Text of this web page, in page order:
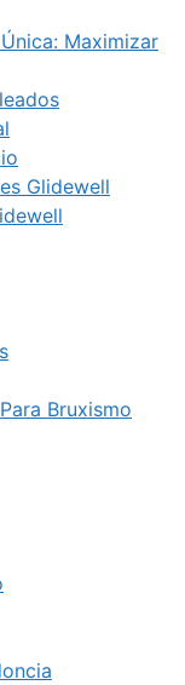
Maximizar
Glidewell
Bruxismo